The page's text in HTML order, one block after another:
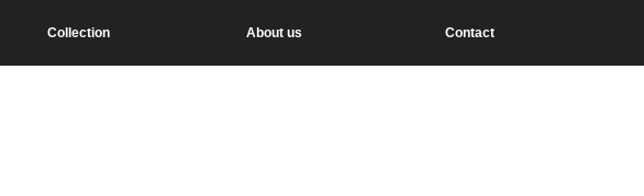
Collection About us Contact